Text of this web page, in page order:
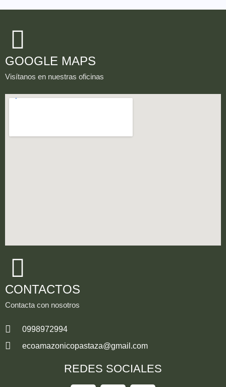
GOOGLE MAPS
Visítanos en nuestras oficinas
CONTACTOS
Contacta con nosotros
0998972994
ecoamazonicopastaza@gmail.com
REDES SOCIALES